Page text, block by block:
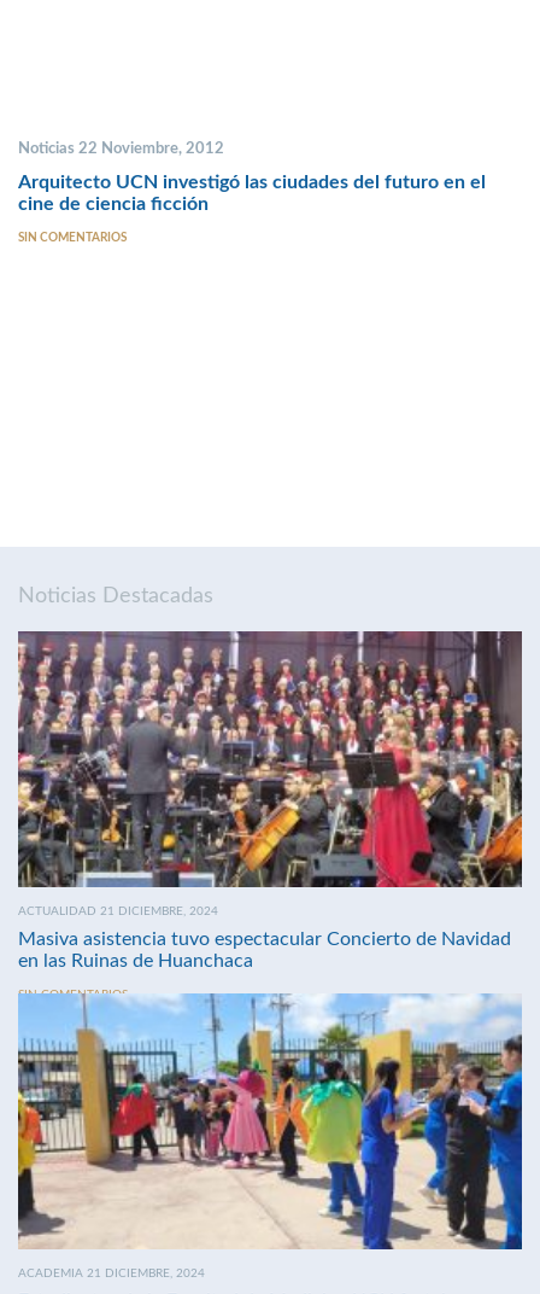
Noticias 22 Noviembre, 2012
Arquitecto UCN investigó las ciudades del futuro en el
cine de ciencia ficción
SIN COMENTARIOS
Noticias Destacadas
ACTUALIDAD 21 DICIEMBRE, 2024
Masiva asistencia tuvo espectacular Concierto de Navidad
en las Ruinas de Huanchaca
SIN COMENTARIOS
ACADEMIA 21 DICIEMBRE, 2024